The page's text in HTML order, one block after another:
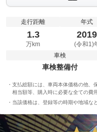
走行距離
1.3
万km
年式
2019
(令和1)
車検
車検整備付
支払総額には、車両本体価格の他、
相当額等、購入時に必要な全ての費
当該価格は、登録等の時期や地域な